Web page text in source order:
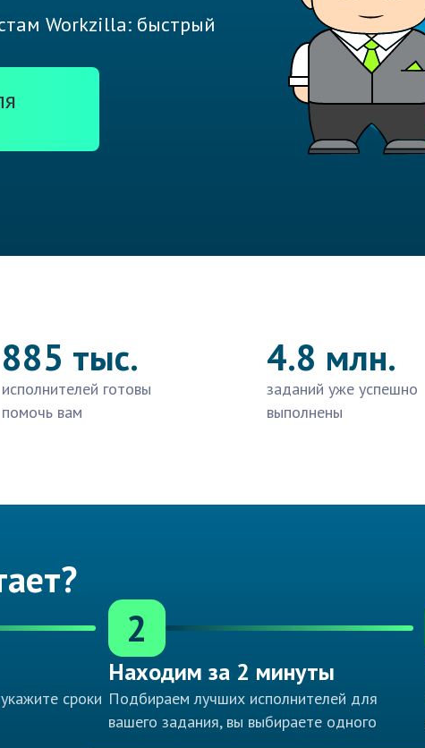
Workzilla: быстрый
885 тыс.
исполнителей готовы
помочь вам
4.8 млн.
заданий уже успешно
выполнены
сроки
2
Находим за 2 минуты
Подбираем лучших исполнителей для
вашего задания, вы выбираете одного